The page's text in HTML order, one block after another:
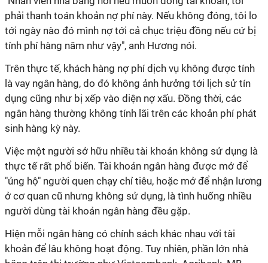
phải thanh toán khoản nợ phí này. Nếu không đóng, tôi lo
tới ngày nào đó mình nợ tới cả chục triệu đồng nếu cứ bị
tính phí hàng năm như vậy", anh Hương nói.
Trên thực tế, khách hàng nợ phí dịch vụ không được tính
là vay ngân hàng, do đó không ảnh hưởng tới lịch sử tín
dụng cũng như bị xếp vào diện nợ xấu. Đồng thời, các
ngân hàng thường không tính lãi trên các khoản phí phát
sinh hàng kỳ này.
Việc một người sở hữu nhiều tài khoản không sử dụng là
thực tế rất phổ biến. Tài khoản ngân hàng được mở để
"ủng hộ" người quen chạy chỉ tiêu, hoặc mở để nhận lương
ở cơ quan cũ nhưng không sử dụng, là tình huống nhiều
người dùng tài khoản ngân hàng đều gặp.
Hiện mỗi ngân hàng có chính sách khác nhau với tài
khoản để lâu không hoạt động. Tuy nhiên, phần lớn nhà